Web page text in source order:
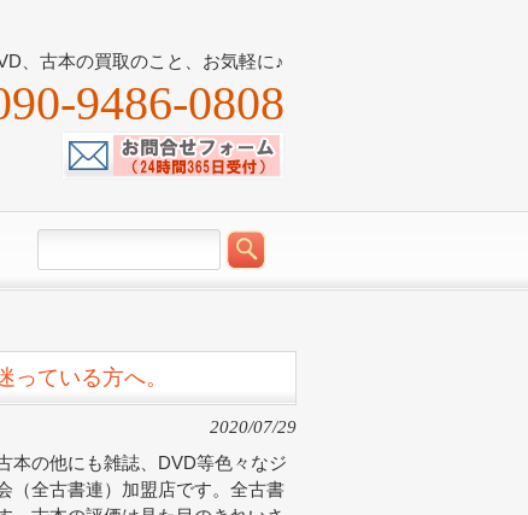
、古本の買取のこと、お気軽に♪
9486-0808
ている方へ。
2020/07/29
本の他にも雑誌、DVD等色々なジ
（全古書連）加盟店です。全古書